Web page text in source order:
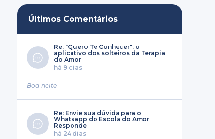
Últimos Comentários
Re: "Quero Te Conhecer": o
aplicativo dos solteiros da Terapia
do Amor
há 9 dias
Boa noite
Re: Envie sua dúvida para o
Whatsapp do Escola do Amor
Responde
há 24 dias